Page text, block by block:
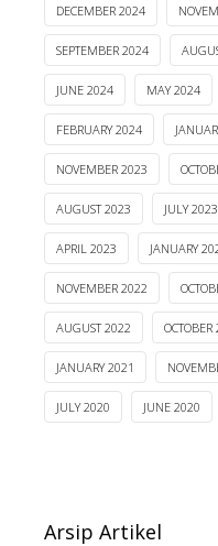
DECEMBER 2024
SEPTEMBER 2024
JUNE 2024 MAY 2024
FEBRUARY 2024
NOVEMBER 2023
AUGUST 2023 JULY 2023
APRIL 2023 JANUARY
NOVEMBER 2022
AUGUST 2022 OCTOBER
JANUARY 2021
JULY 2020 JUNE 2020
Arsip Artikel